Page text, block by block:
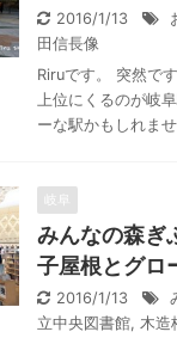
2016/1/13
田信長像
Riruです。 突然で
上位にくるのが岐
ーな駅かもしれま
岐阜
みんなの森ぎ
子屋根とグロ
2016/1/13
立中央図書館, 木造